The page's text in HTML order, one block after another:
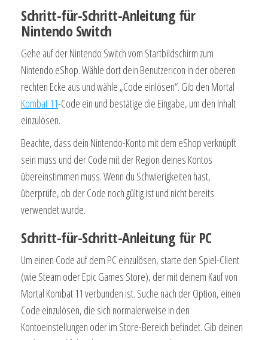
Schritt-für-Schritt-Anleitung für
Nintendo Switch
Gehe auf der Nintendo Switch vom Startbildschirm zum
Nintendo eShop. Wähle dort dein Benutzericon in der oberen
rechten Ecke aus und wähle „Code einlösen“. Gib den Mortal
Kombat 11-Code ein und bestätige die Eingabe, um den Inhalt
einzulösen.
Beachte, dass dein Nintendo-Konto mit dem eShop verknüpft
sein muss und der Code mit der Region deines Kontos
übereinstimmen muss. Wenn du Schwierigkeiten hast,
überprüfe, ob der Code noch gültig ist und nicht bereits
verwendet wurde.
Schritt-für-Schritt-Anleitung für PC
Um einen Code auf dem PC einzulösen, starte den Spiel-Client
(wie Steam oder Epic Games Store), der mit deinem Kauf von
Mortal Kombat 11 verbunden ist. Suche nach der Option, einen
Code einzulösen, die sich normalerweise in den
Kontoeinstellungen oder im Store-Bereich befindet. Gib deinen